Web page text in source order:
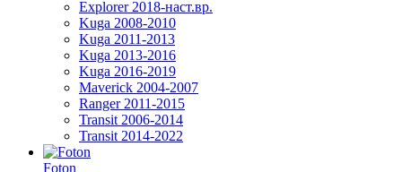
Explorer 2018-наст.вр.
Kuga 2008-2010
Kuga 2011-2013
Kuga 2013-2016
Kuga 2016-2019
Maverick 2004-2007
Ranger 2011-2015
Transit 2006-2014
Transit 2014-2022
Foton